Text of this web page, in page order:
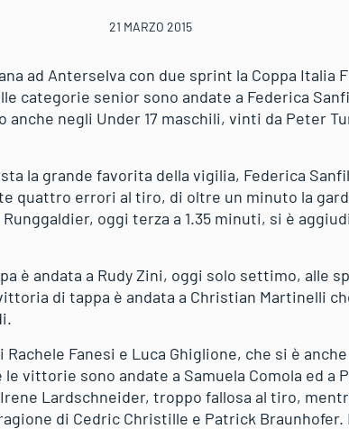
21 MARZO 2015
ad Anterselva con due sprint la Coppa Italia
categorie senior sono andate a Federica
negli Under 17 maschili, vinti da Peter
la grande favorita della vigilia, Federica
quattro errori al tiro, di oltre un minuto la
oggi terza a 1.35 minuti, si è
è andata a Rudy Zini, oggi solo settimo, alle
di tappa è andata a Christian Martinelli
Fanesi e Luca Ghiglione, che si è
vittorie sono andate a Samuela Comola ed a
Lardschneider, troppo fallosa al tiro,
di Cedric Christille e Patrick Braunhofer.